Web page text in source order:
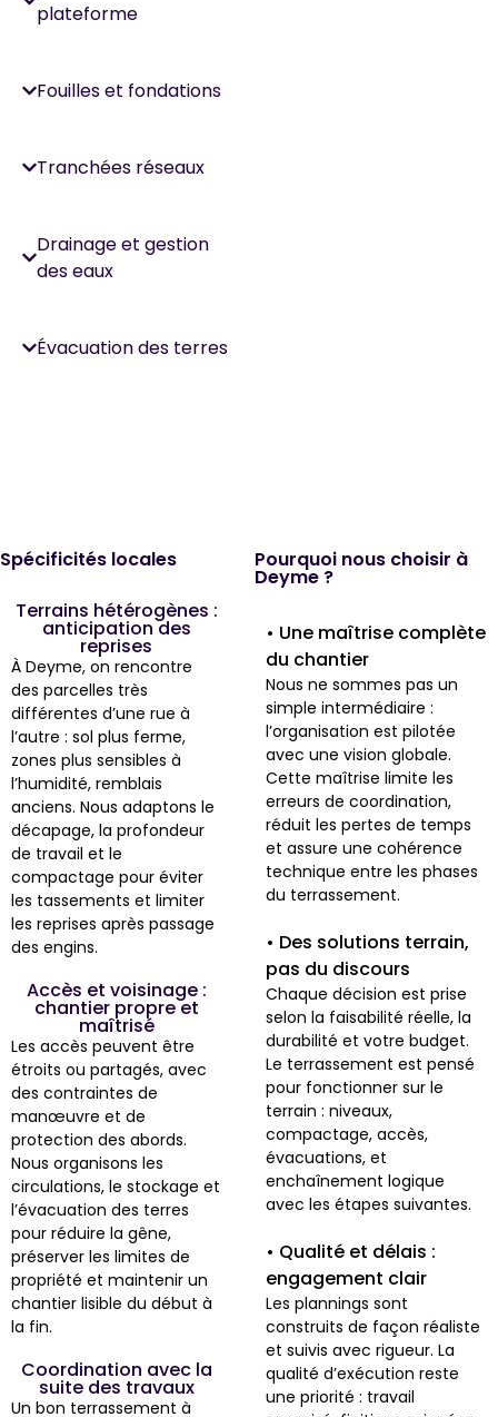
plateforme
Fouilles et fondations
Tranchées réseaux
Drainage et gestion
des eaux
Évacuation des terres
Spécificités locales
Terrains hétérogènes :
anticipation des
reprises
À Deyme, on rencontre
des parcelles très
différentes d’une rue à
l’autre : sol plus ferme,
zones plus sensibles à
l’humidité, remblais
anciens. Nous adaptons le
décapage, la profondeur
de travail et le
compactage pour éviter
les tassements et limiter
les reprises après passage
des engins.
Accès et voisinage :
chantier propre et
maîtrisé
Les accès peuvent être
étroits ou partagés, avec
des contraintes de
manœuvre et de
protection des abords.
Nous organisons les
circulations, le stockage et
l’évacuation des terres
pour réduire la gêne,
préserver les limites de
propriété et maintenir un
chantier lisible du début à
la fin.
Coordination avec la
suite des travaux
Un bon terrassement à
Pourquoi nous choisir à
Deyme ?
• Une maîtrise complète
du chantier
Nous ne sommes pas un
simple intermédiaire :
l’organisation est pilotée
avec une vision globale.
Cette maîtrise limite les
erreurs de coordination,
réduit les pertes de temps
et assure une cohérence
technique entre les phases
du terrassement.
• Des solutions terrain,
pas du discours
Chaque décision est prise
selon la faisabilité réelle, la
durabilité et votre budget.
Le terrassement est pensé
pour fonctionner sur le
terrain : niveaux,
compactage, accès,
évacuations, et
enchaînement logique
avec les étapes suivantes.
• Qualité et délais :
engagement clair
Les plannings sont
construits de façon réaliste
et suivis avec rigueur. La
qualité d’exécution reste
une priorité : travail